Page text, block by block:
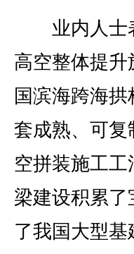
业内人士表
高空整体提
国滨海跨海
套成熟、可
空拼装施工
梁建设积累
了我国大型